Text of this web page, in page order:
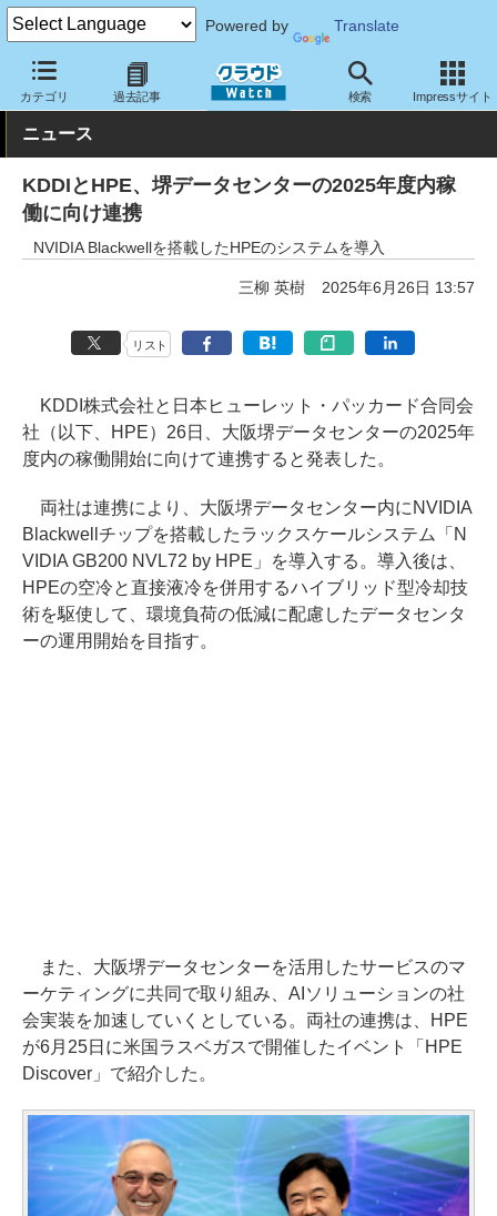
Powered by Translate
カテゴリ 過去記事 検索 Impressサイト
クラウド Watch トピック 協業・提携
ニュース
KDDIとHPE、堺データセンターの2025年度内稼
働に向け連携
NVIDIA Blackwellを搭載したHPEのシステムを導入
三柳 英樹 2025年6月26日 13:57
リスト
KDDI株式会社と日本ヒューレット・パッカード合同会
社（以下、HPE）26日、大阪堺データセンターの2025年
度内の稼働開始に向けて連携すると発表した。
両社は連携により、大阪堺データセンター内にNVIDIA
Blackwellチップを搭載したラックスケールシステム「N
VIDIA GB200 NVL72 by HPE」を導入する。導入後は、
HPEの空冷と直接液冷を併用するハイブリッド型冷却技
術を駆使して、環境負荷の低減に配慮したデータセンタ
ーの運用開始を目指す。
また、大阪堺データセンターを活用したサービスのマ
ーケティングに共同で取り組み、AIソリューションの社
会実装を加速していくとしている。両社の連携は、HPE
が6月25日に米国ラスベガスで開催したイベント「HPE
Discover」で紹介した。